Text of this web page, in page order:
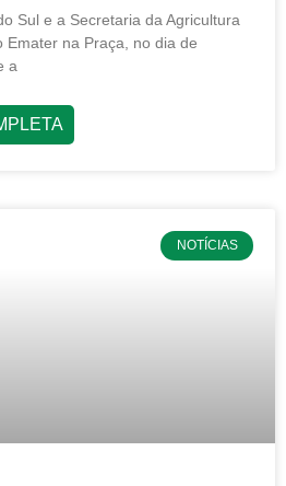
Sul e a Secretaria da Agricultura
Emater na Praça, no dia de
a
NOTÍCIAS